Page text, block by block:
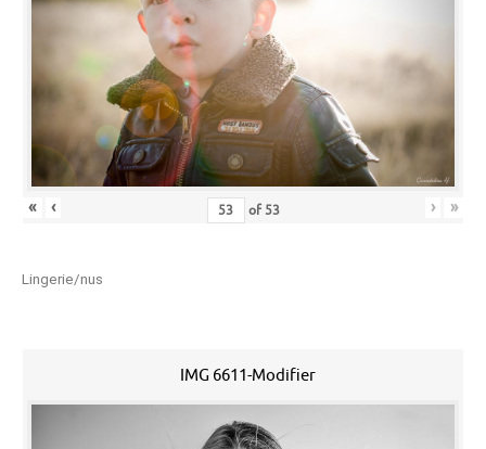
« ‹ of 53 › »
Lingerie/nus
IMG 6611-Modifier